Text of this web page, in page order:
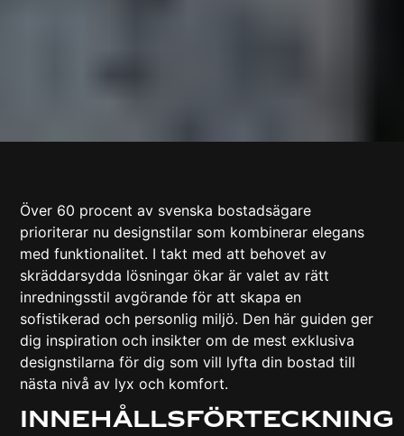
Över 60 procent av svenska bostadsägare
prioriterar nu designstilar som kombinerar elegans
med funktionalitet. I takt med att behovet av
skräddarsydda lösningar ökar är valet av rätt
inredningsstil avgörande för att skapa en
sofistikerad och personlig miljö. Den här guiden ger
dig inspiration och insikter om de mest exklusiva
designstilarna för dig som vill lyfta din bostad till
nästa nivå av lyx och komfort.
Innehållsförteckning